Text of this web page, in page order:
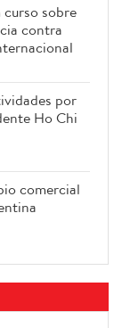
sobre
contra
por
Ho Chi
comercial